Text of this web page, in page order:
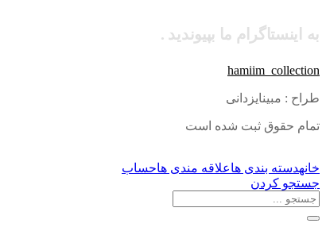
به اینستاگرام ما بپیوندید .
hamiim_collection
طراح : مبینایزدانی
تمام حقوق ثبت شده است
خانهدسته بندی هاعلاقه مندی هاحساب
جستجو کردن